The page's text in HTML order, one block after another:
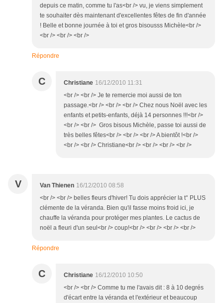
depuis ce matin, comme tu l'as<br /> vu, je viens simplement
te souhaiter dès maintenant d'excellentes fêtes de fin d'année
! Belle et bonne journée à toi et gros bisousss Michèle<br />
<br /> <br /> <br />
Répondre
C Christiane 16/12/2010 11:31
<br /> <br /> Je te remercie moi aussi de ton
passage.<br /> <br /> <br /> Chez nous Noël avec les
enfants et petits-enfants, déjà 14 personnes !!!<br />
<br /> <br /> Gros bisous Michèle, passe toi aussi de
très belles fêtes<br /> <br /> <br /> A bientôt !<br />
<br /> <br /> Christiane<br /> <br /> <br /> <br />
V Van Thienen 16/12/2010 08:58
<br /> <br /> belles fleurs d'hiver! Tu dois apprécier la t° PLUS
clémente de la véranda. Bien qu'il fasse moins froid ici, je
chauffe la véranda pour protéger mes plantes. Le cactus de
noël a fleuri d'un seul<br /> coup!<br /> <br /> <br /> <br />
Répondre
C Christiane 16/12/2010 10:50
<br /> <br /> Comme tu me l'avais dit : 8 à 10 degrés
d'écart entre la véranda et l'extérieur et beaucoup